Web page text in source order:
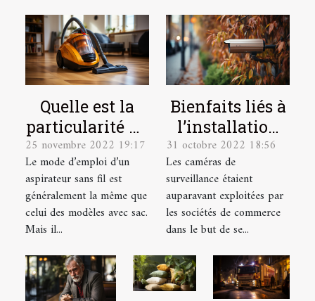
Quelle est la
particularité du
mode d’emploi
d’un aspirateur
sans sacs ?
25 novembre 2022 19:17
Le mode d’emploi d’un
aspirateur sans fil est
généralement la même que
celui des modèles avec sac.
Mais il...
Bienfaits liés à
l’installation
d’une caméra
de surveillance
chez soi
31 octobre 2022 18:56
Les caméras de
surveillance étaient
auparavant exploitées par
les sociétés de commerce
dans le but de se...